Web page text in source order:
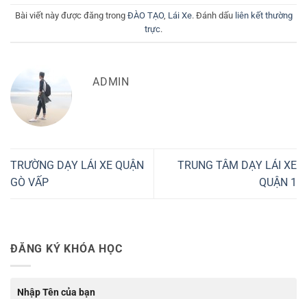
Bài viết này được đăng trong ĐÀO TẠO, Lái Xe. Đánh dấu liên kết thường
trực.
ADMIN
TRƯỜNG DẠY LÁI XE QUẬN
GÒ VẤP
TRUNG TÂM DẠY LÁI XE
QUẬN 1
ĐĂNG KÝ KHÓA HỌC
Nhập Tên của bạn